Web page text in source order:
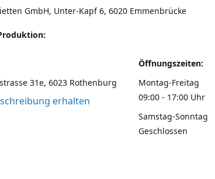
GmbH, Unter-Kapf 6, 6020 Emmenbrücke
31e, 6023 Rothenburg
erhalten
Öffnungszeiten:
Montag-Freitag
09:00 - 17:00 Uhr
Samstag-Sonntag
Geschlossen